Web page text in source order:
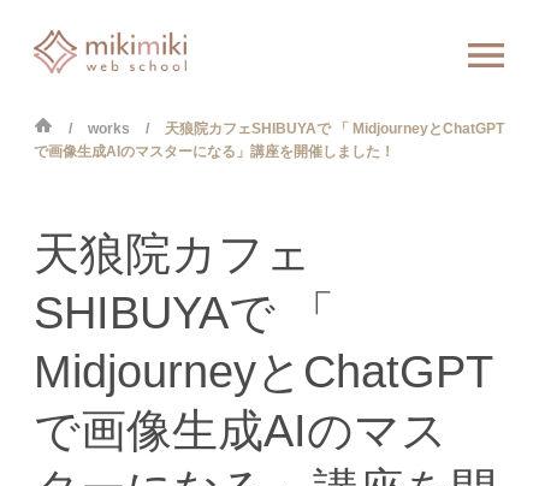
works
天狼院カフェSHIBUYAで 「 MidjourneyとChatGPT
で画像生成AIのマスターになる」講座を開催しました！
天狼院カフェ
SHIBUYAで 「
MidjourneyとChatGPT
で画像生成AIのマス